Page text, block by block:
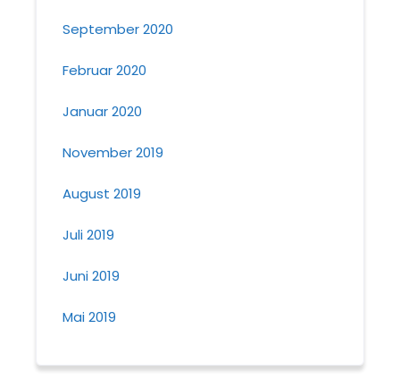
September 2020
Februar 2020
Januar 2020
November 2019
August 2019
Juli 2019
Juni 2019
Mai 2019